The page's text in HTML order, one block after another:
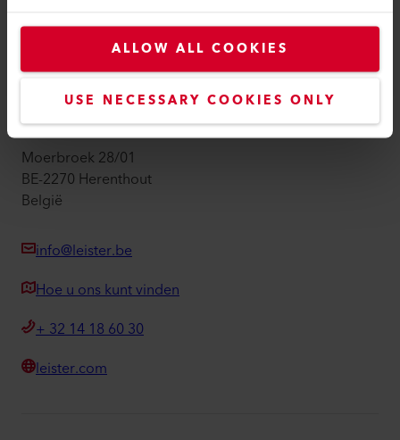
ALLOW ALL COOKIES
USE NECESSARY COOKIES ONLY
Privacybeleid
Leister Technologies Belgium B.V.
Moerbroek 28/01
BE-2270 Herenthout
België
info@leister.be
Hoe u ons kunt vinden
+ 32 14 18 60 30
leister.com